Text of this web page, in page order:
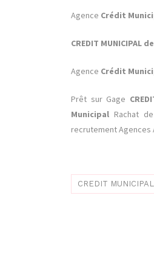
Agence Crédit
CREDIT MUNICIPAL
Agence Crédit
Prêt sur Gage
Municipal Rachat
recrutement Agences
CREDIT MUNICIPAL